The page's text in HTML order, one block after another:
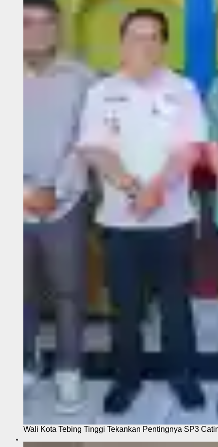
Wali Kota Tebing Tinggi Tekankan Pentingnya SP3